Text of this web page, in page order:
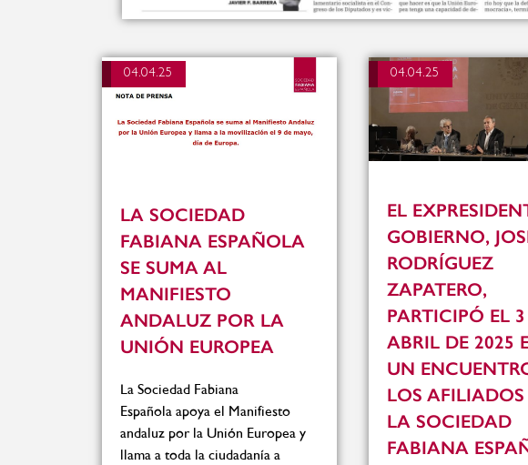
04.04.25
LA SOCIEDAD
FABIANA ESPAÑOLA
SE SUMA AL
MANIFIESTO
ANDALUZ POR LA
UNIÓN EUROPEA
La Sociedad Fabiana
Española apoya el Manifiesto
andaluz por la Unión Europea y
llama a toda la ciudadanía a
04.04.25
EL
GOBIERNO,
RODRÍGUEZ
ZAPATERO,
PARTICIPÓ EL
ABRIL DE 2025
UN
LOS AFILIADOS
LA SOCIEDAD
FABIANA